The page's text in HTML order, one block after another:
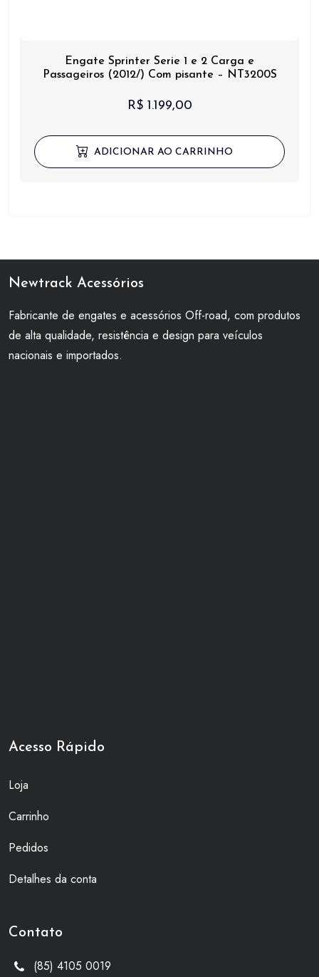
Engate Sprinter Serie 1 e 2 Carga e
Passageiros (2012/) Com pisante – NT3200S
R$1.199,00
ADICIONAR AO CARRINHO
Newtrack Acessórios
Fabricante de engates e acessórios Off-road, com produtos
de alta qualidade, resistência e design para veículos
nacionais e importados.
Acesso Rápido
Loja
Carrinho
Pedidos
Detalhes da conta
Contato
(85) 4105 0019